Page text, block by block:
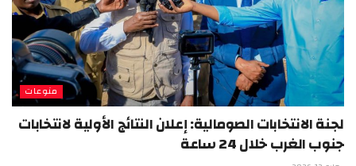
منوعات
لجنة الانتخابات الصومالية: إعلان النتائج الأولية لانتخابات
جنوب الغرب خلال 24 ساعة